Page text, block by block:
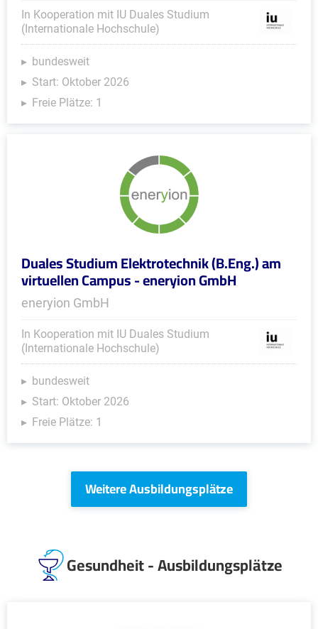
In Kooperation mit IU Duales Studium
(Internationale Hochschule)
bundesweit
Start: Oktober 2026
Freie Plätze: 1
Duales Studium Elektrotechnik (B.Eng.) am
virtuellen Campus - eneryion GmbH
eneryion GmbH
In Kooperation mit IU Duales Studium
(Internationale Hochschule)
bundesweit
Start: Oktober 2026
Freie Plätze: 1
Weitere Ausbildungsplätze
Gesundheit - Ausbildungsplätze